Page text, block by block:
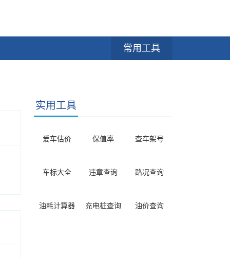
常用工具
实用工具
爱车估价 保值率 查车架号
车标大全 违章查询 路况查询
油耗计算器 充电桩查询 油价查询